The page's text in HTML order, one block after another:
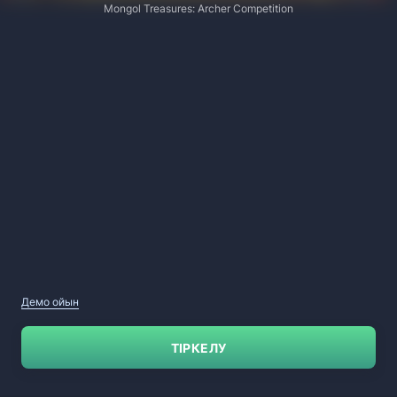
Mongol Treasures: Archer Competition
Демо ойын
ТІРКЕЛУ